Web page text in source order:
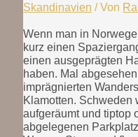
Skandinavien / Von
Wenn man in
kurz einen
einen ausgeprägten
haben. Mal
imprägnierten
Klamotten. Schweden
aufgeräumt und tiptop
abgelegenen